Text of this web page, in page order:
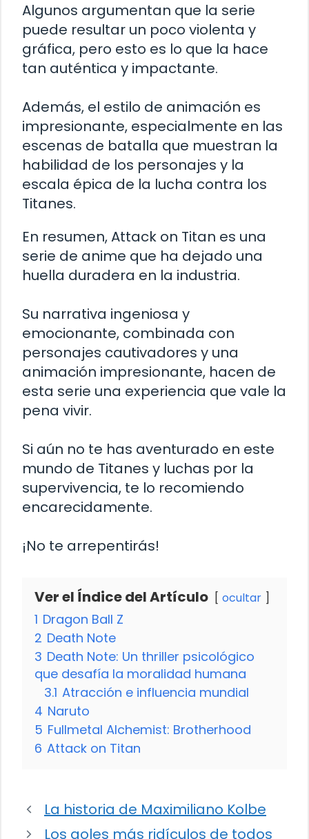
Algunos argumentan que la serie
puede resultar un poco violenta y
gráfica, pero esto es lo que la hace
tan auténtica y impactante.
Además, el estilo de animación es
impresionante, especialmente en las
escenas de batalla que muestran la
habilidad de los personajes y la
escala épica de la lucha contra los
Titanes.
En resumen, Attack on Titan es una
serie de anime que ha dejado una
huella duradera en la industria.
Su narrativa ingeniosa y
emocionante, combinada con
personajes cautivadores y una
animación impresionante, hacen de
esta serie una experiencia que vale la
pena vivir.
Si aún no te has aventurado en este
mundo de Titanes y luchas por la
supervivencia, te lo recomiendo
encarecidamente.
¡No te arrepentirás!
Ver el Índice del Artículo ocultar
1 Dragon Ball Z
2 Death Note
3 Death Note: Un thriller psicológico
que desafía la moralidad humana
3.1 Atracción e influencia mundial
4 Naruto
5 Fullmetal Alchemist: Brotherhood
6 Attack on Titan
La historia de Maximiliano Kolbe
Los goles más ridículos de todos